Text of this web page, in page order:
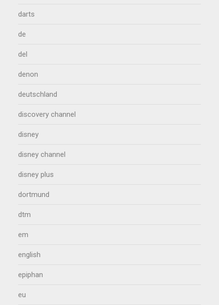
darts
de
del
denon
deutschland
discovery channel
disney
disney channel
disney plus
dortmund
dtm
em
english
epiphan
eu